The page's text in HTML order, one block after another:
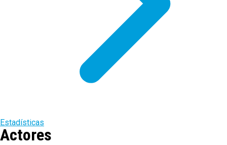
Estadísticas
Actores